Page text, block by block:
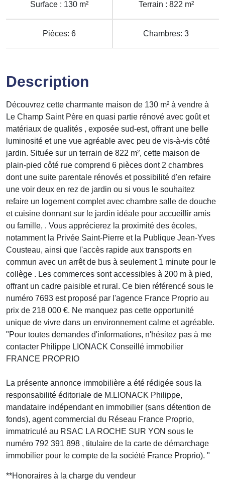
Surface : 130 m² Terrain : 822 m²
Pièces: 6 Chambres: 3
Description
Découvrez cette charmante maison de 130 m² à vendre à
Le Champ Saint Père en quasi partie rénové avec goût et
matériaux de qualités , exposée sud-est, offrant une belle
luminosité et une vue agréable avec peu de vis-à-vis côté
jardin. Située sur un terrain de 822 m², cette maison de
plain-pied côté rue comprend 6 pièces dont 2 chambres
dont une suite parentale rénovés et possibilité d'en refaire
une voir deux en rez de jardin ou si vous le souhaitez
refaire un logement complet avec chambre salle de douche
et cuisine donnant sur le jardin idéale pour accueillir amis
ou famille, . Vous apprécierez la proximité des écoles,
notamment la Privée Saint-Pierre et la Publique Jean-Yves
Cousteau, ainsi que l'accès rapide aux transports en
commun avec un arrêt de bus à seulement 1 minute pour le
collège . Les commerces sont accessibles à 200 m à pied,
offrant un cadre paisible et rural. Ce bien référencé sous le
numéro 7693 est proposé par l'agence France Proprio au
prix de 218 000 €. Ne manquez pas cette opportunité
unique de vivre dans un environnement calme et agréable.
"Pour toutes demandes d'informations, n'hésitez pas à me
contacter Philippe LIONACK Conseillé immobilier
FRANCE PROPRIO
La présente annonce immobilière a été rédigée sous la
responsabilité éditoriale de M.LIONACK Philippe,
mandataire indépendant en immobilier (sans détention de
fonds), agent commercial du Réseau France Proprio,
immatriculé au RSAC LA ROCHE SUR YON sous le
numéro 792 391 898 , titulaire de la carte de démarchage
immobilier pour le compte de la société France Proprio). "
**Honoraires à la charge du vendeur